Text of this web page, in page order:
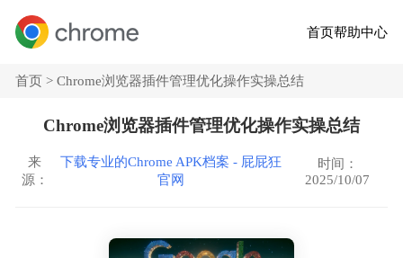
首页帮助中心
首页 >Chrome浏览器插件管理优化操作实操总结
Chrome浏览器插件管理优化操作实操总结
来
源：
下载专业的Chrome APK档案 - 屁屁狂
官网
时间：
2025/10/07